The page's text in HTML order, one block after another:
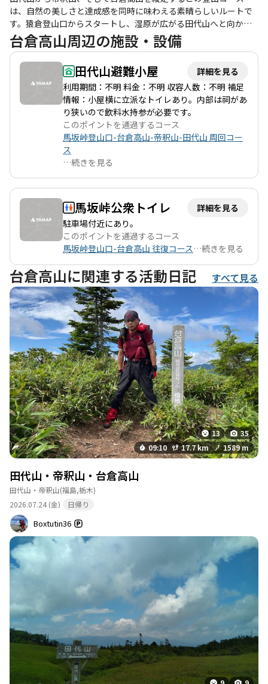
は、自然の美しさと達成感を同時に味わえる素晴らしいルートで
す。猿倉登山口からスタートし、湿原が広がる田代山へと向かい
ます。ここでは、草紅葉やワタスゲの美しい景色が楽しめ、まる
で天国のような癒しの空間が広がっています。特に湿原の景観
は、登山者にとって特別な体験となることでしょう。 登山道はし
っかりと整備されており、樹林帯を抜けると開放感あふれる景色
が待っています。帝釈山の山頂では、周囲の山々を一望できる絶
景が広がり、登りの疲れを忘れさせてくれます。台倉高山への道
のりは、少々体力を要しますが、その分達成感もひとしおです。
特に、登山道の途中には小さな秋を感じる景色や、色とりどりの
花々が顔を出し、心を和ませてくれます。 このコースは、ある程
度の体力が求められるため、初心者よりも健脚者向けですが、家
族連れや友人同士での冒険にも最適です。特に、湿原を楽しむた
めに田代山までのピストンを選ぶのも良いでしょう。 季節ごとの
魅力もあり、特に夏は湿原の花々が咲き誇り、秋には紅葉が美し
いです。ただし、虫が多い時期もあるため、虫除け対策は忘れず
に。下山後は、湯ノ花温泉でのリフレッシュも楽しみの一つで
す。温泉好きにはたまらない、コスパ最強の入浴体験が待ってい
ます。 アクセスは未舗装の道が続くため、車高の低い車には注意
が必要ですが、登山口までの道のりもまた一つの冒険です。登山
者同士の交流も楽しみながら、自然の中で心身ともにリフレッシ
ュできるこのコースは、ぜひ訪れてみる価値があります。
台倉高山周辺の施設・設備
田代山避難小屋
詳細を見る
利用期間：不明 料金：不明 収容人数：不明 補足
情報：小屋横に立派なトイレあり。内部は祠があ
り狭いので飲料水持参が必要です。
このポイントを通過するコース
馬坂峠登山口-台倉高山-帝釈山-田代山 周回コー
ス
…続きを見る
馬坂峠公衆トイレ
詳細を見る
駐車場付近にあり。
このポイントを通過するコース
馬坂峠登山口-台倉高山 往復コース…続きを見る
台倉高山に関連する活動日記 すべて見る
13
35
09:10
17.7 km 1589 m
田代山・帝釈山・台倉高山
田代山・帝釈山(福島,栃木)
2026.07.24 (金)
日帰り
Boxtutin36